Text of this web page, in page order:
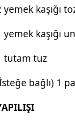
yemek kaşığı
yemek kaşığı un
tutam tuz
bağlı) 1